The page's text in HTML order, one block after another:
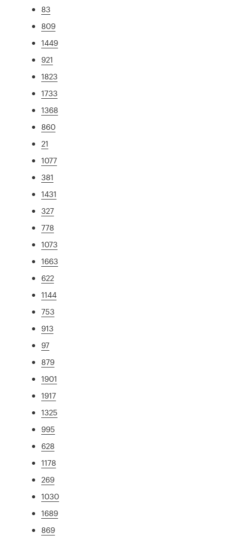
83
809
1449
921
1823
1733
1368
860
21
1077
381
1431
327
778
1073
1663
622
1144
753
913
97
879
1901
1917
1325
995
628
1178
269
1030
1689
869